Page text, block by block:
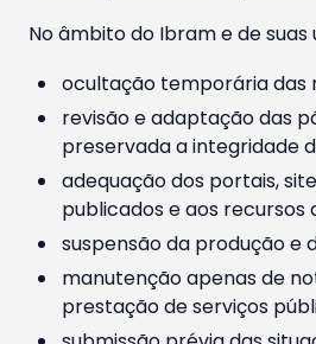
No âmbito do Ibram e de
ocultação temporária das
revisão e adaptação das
preservada a integridade
adequação dos portais,
publicados e aos recursos
suspensão da produção e
manutenção apenas de
prestação de serviços